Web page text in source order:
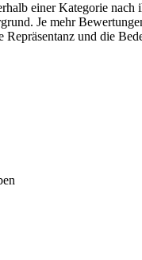
einer Kategorie
Je mehr
Repräsentanz und die